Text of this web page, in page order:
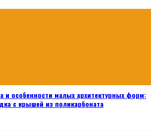
и особенности малых архитектурных форм:
с крышей из поликарбоната